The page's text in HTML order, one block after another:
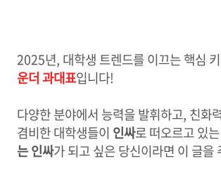
2025년, 대학생 트렌드를 이끄는 핵심
운더 과대표입니다!
다양한 분야에서 능력을 발휘하고, 친화
겸비한 대학생들이 인싸로 떠오르고 있
는 인싸가 되고 싶은 당신이라면 이 글을